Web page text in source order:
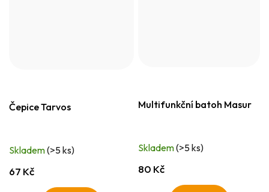
Čepice Tarvos
Skladem(>5 ks)
67 Kč
Multifunkční batoh Masur
Skladem(>5 ks)
80 Kč